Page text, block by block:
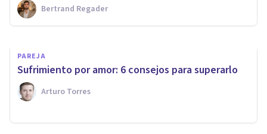
Bertrand Regader
Oscar Castillero Mimenza
PAREJA
Sufrimiento por amor: 6 consejos para superarlo
Arturo Torres